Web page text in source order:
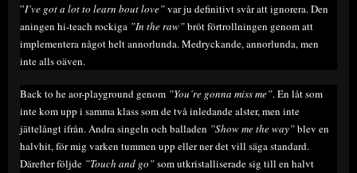
”I’ve got a lot to learn bout love”var ju definitivt svår att ignorera. Den
aningen hi-teach rockiga ”In the raw”bröt förtrollningen genom att
implementera något helt annorlunda. Medryckande, annorlunda, men
inte alls oäven.
Back to he aor-playground genom ”You´re gonna miss me”. En låt som
inte kom upp i samma klass som de två inledande alster, men inte
jättelångt ifrån. Andra singeln och balladen ”Show me the way”blev en
halvhit, för mig varken tummen upp eller ner det vill säga standard.
Därefter följde ”Touch and go”som utkristalliserade sig till en halvt